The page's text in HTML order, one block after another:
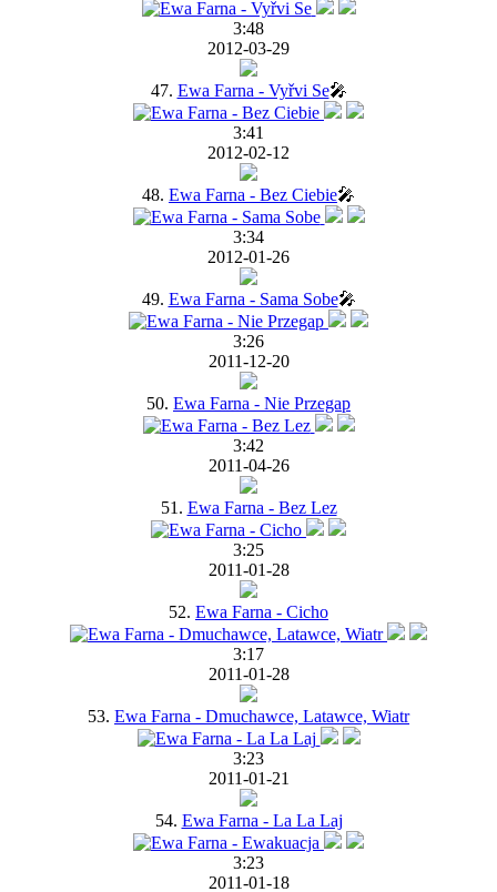
3:48
2012-03-29
47. Ewa Farna - Vyřvi Se🎤
3:41
2012-02-12
48. Ewa Farna - Bez Ciebie🎤
3:34
2012-01-26
49. Ewa Farna - Sama Sobe🎤
3:26
2011-12-20
50. Ewa Farna - Nie Przegap
3:42
2011-04-26
51. Ewa Farna - Bez Lez
3:25
2011-01-28
52. Ewa Farna - Cicho
3:17
2011-01-28
53. Ewa Farna - Dmuchawce, Latawce, Wiatr
3:23
2011-01-21
54. Ewa Farna - La La Laj
3:23
2011-01-18